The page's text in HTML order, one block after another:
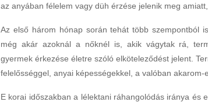
az anyában félelem vagy düh érzése jelenik meg
Az első három hónap során tehát több szempontból
még akár azoknál a nőknél is, akik vágytak rá,
gyermek érkezése életre szóló elköteleződést jelent.
felelősséggel, anyai képességekkel, a valóban akarom-
E korai időszakban a lélektani ráhangolódás iránya és